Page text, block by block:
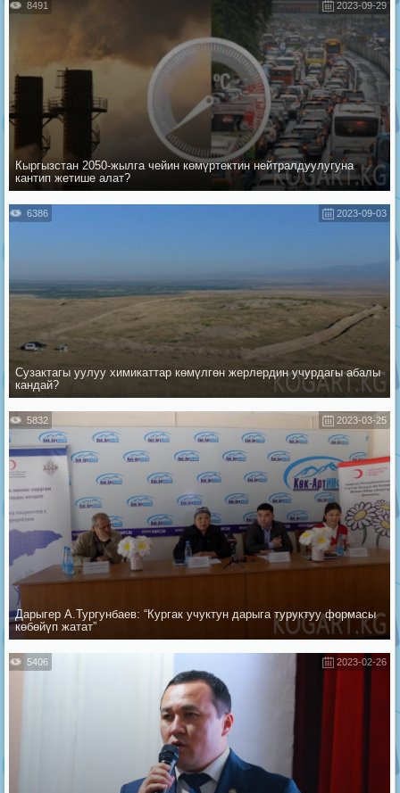
2023-09-29
8491
Кыргызстан 2050-жылга чейин көмүртектин нейтралдуулугуна
кантип жетише алат?
2023-09-03
6386
Сузактагы уулуу химикаттар көмүлгөн жерлердин учурдагы абалы
кандай?
2023-03-25
5832
Дарыгер А.Тургунбаев: “Кургак учуктун дарыга туруктуу формасы
көбөйүп жатат”
2023-02-26
5406